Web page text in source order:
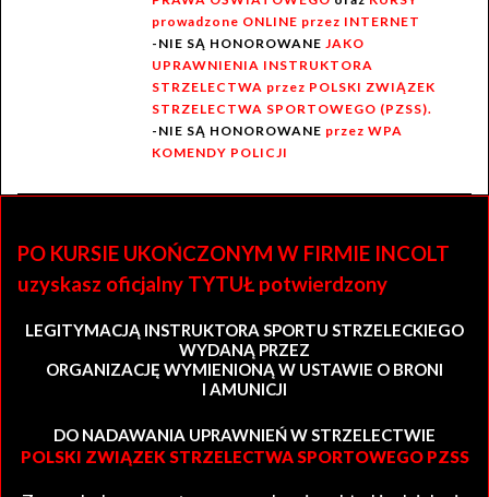
prowadzone ONLINE przez INTERNET
-NIE SĄ HONOROWANE JAKO
UPRAWNIENIA INSTRUKTORA
STRZELECTWA przez POLSKI ZWIĄZEK
STRZELECTWA SPORTOWEGO (PZSS).
-NIE SĄ HONOROWANE przez WPA
KOMENDY POLICJI
PO KURSIE UKOŃCZONYM W FIRMIE INCOLT
uzyskasz oficjalny TYTUŁ potwierdzony
LEGITYMACJĄ INSTRUKTORA SPORTU STRZELECKIEGO
WYDANĄ PRZEZ
ORGANIZACJĘ WYMIENIONĄ W USTAWIE O BRONI
I AMUNICJI
DO NADAWANIA UPRAWNIEŃ W STRZELECTWIE
POLSKI ZWIĄZEK STRZELECTWA SPORTOWEGO PZSS